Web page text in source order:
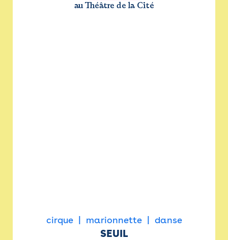
au Théâtre de la Cité
cirque marionnette danse
SEUIL